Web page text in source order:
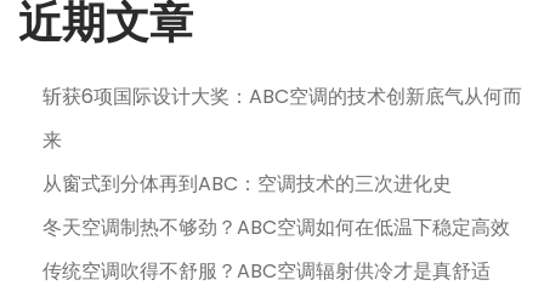
近期文章
斩获6项国际设计大奖：ABC空调的技术创新底气从何而
来
从窗式到分体再到ABC：空调技术的三次进化史
冬天空调制热不够劲？ABC空调如何在低温下稳定高效
传统空调吹得不舒服？ABC空调辐射供冷才是真舒适